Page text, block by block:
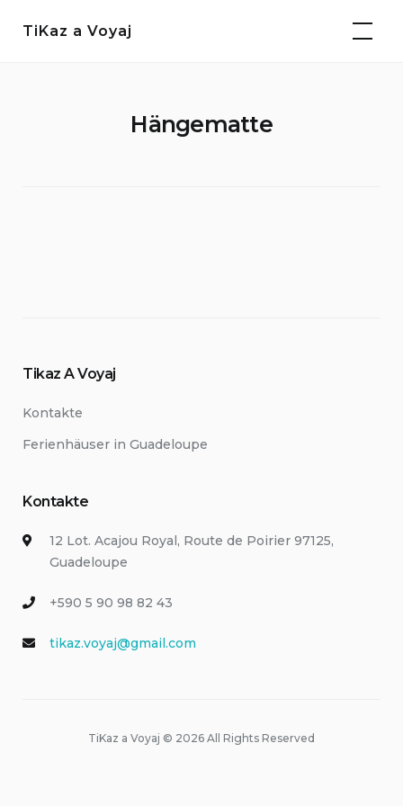
zumTiKaz a Voyaj
Hängematte
Tikaz A Voyaj
Kontakte
Ferienhäuser in Guadeloupe
Kontakte
12 Lot. Acajou Royal, Route de Poirier 97125,
Guadeloupe
+590 5 90 98 82 43
tikaz.voyaj@gmail.com
TiKaz a Voyaj © 2026 All Rights Reserved